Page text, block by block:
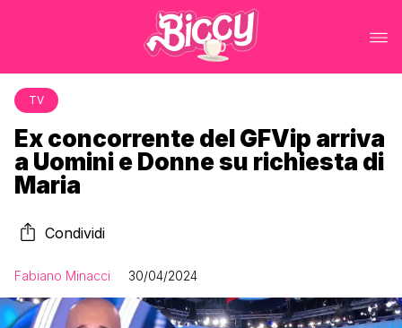
TV
Ex concorrente del GFVip arriva
a Uomini e Donne su richiesta di
Maria
Condividi
Fabiano Minacci 30/04/2024